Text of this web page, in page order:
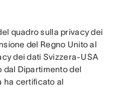
quadro sulla privacy dei
del Regno Unito al
dei dati Svizzera-USA
dal Dipartimento del
ha certificato al